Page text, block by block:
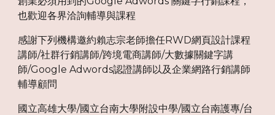
也歡迎各界洽詢輔導與課程
感謝下列機構邀約賴志宗老師擔任RWD網頁設計課程
講師/社群行銷講師/跨境電商講師/大數據關鍵字講
師/Google Adwords認證講師以及企業網路行銷講師
輔導顧問
國立高雄大學/國立台南大學附設中學/國立台南護專/台